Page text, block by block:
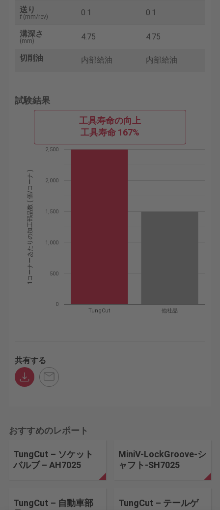
送り
f(mm/rev) 0.1 0.1
溝深さ
(mm) 4.75 4.75
切削油 内部給油 内部給油
試験結果
工具寿命の向上
工具寿命 167%
TungCut 他社品
0
500
1,000
1,500
2,000
2,500
1コーナーあたりの加工部品数 ( 個/コーナ )
共有する
おすすめのレポート
TungCut – ソケット
バルブ – AH7025
MiniV-LockGroove-シ
ャフト-SH7025
TungCut – 自動車部
TungCut – テールゲ